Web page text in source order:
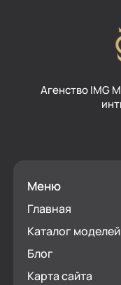
Aгенство IMG
Меню
Главная
Каталог моделей
Блог
Карта сайта